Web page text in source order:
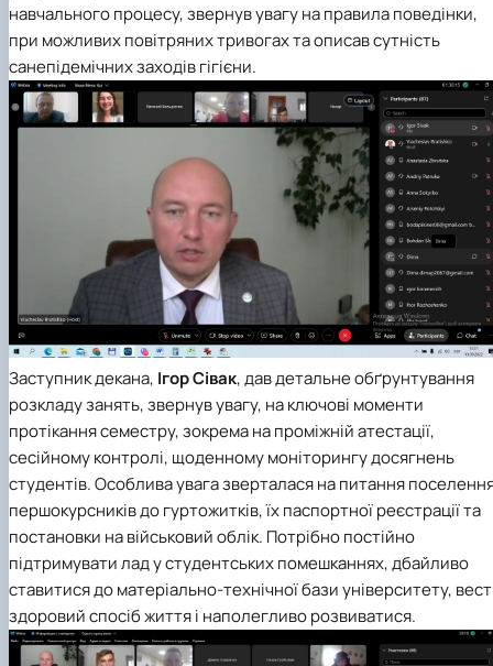
навчального процесу, звернув увагу на правила поведінки,
при можливих повітряних тривогах та описав сутність
санепідемічних заходів гігієни.
Заступник декана, Ігор Сівак, дав детальне обґрунтування
розкладу занять, звернув увагу, на ключові моменти
протікання семестру, зокрема на проміжній атестації,
сесійному контролі, щоденному моніторингу досягнень
студентів. Особлива увага зверталася на питання
першокурсників до гуртожитків, їх паспортної реєстрації та
постановки на військовий облік. Потрібно постійно
підтримувати лад у студентських помешканнях, дбайливо
ставитися до матеріально-технічної бази університету,
здоровий спосіб життя і наполегливо розвиватися.